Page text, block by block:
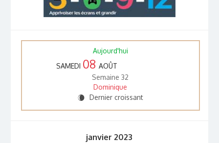
Aujourd'hui
SAMEDI 08 AOÛT
Semaine 32
Dominique
W Dernier croissant
janvier 2023